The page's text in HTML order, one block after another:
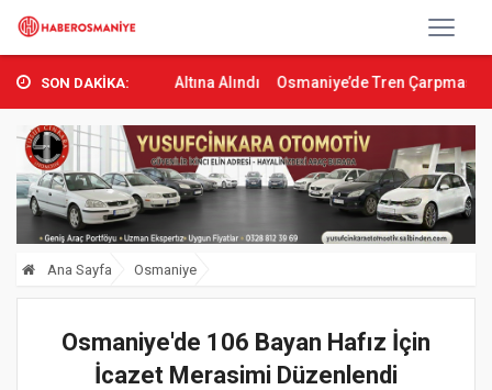
SON DAKİKA:
Altına Alındı Osmaniye’de Tren Çarpması: Genç Yaralandı
Ana Sayfa Osmaniye
Osmaniye'de 106 Bayan Hafız İçin
İcazet Merasimi Düzenlendi